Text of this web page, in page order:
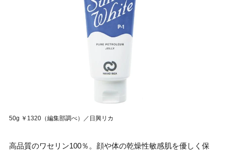
50g ￥1320（編集部調べ）／日興リカ
高品質のワセリン100％。顔や体の乾燥性敏感肌を優しく保